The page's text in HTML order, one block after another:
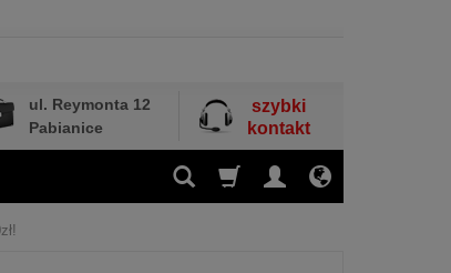
ul. Reymonta 12
Pabianice
szybki
kontakt